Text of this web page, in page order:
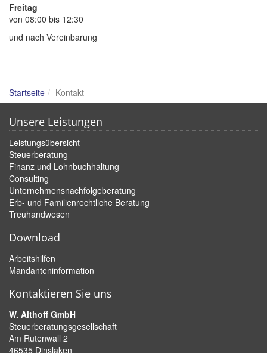
Freitag
von 08:00 bis 12:30
und nach Vereinbarung
Startseite Kontakt
Unsere Leistungen
Leistungsübersicht
Steuerberatung
Finanz und Lohnbuchhaltung
Consulting
Unternehmensnachfolgeberatung
Erb- und Familienrechtliche Beratung
Treuhandwesen
Download
Arbeitshilfen
Mandanteninformation
Kontaktieren Sie uns
W. Althoff GmbH
Steuerberatungsgesellschaft
Am Rutenwall 2
46535 Dinslaken